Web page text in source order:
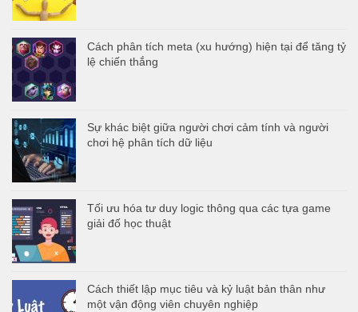
Cách phân tích meta (xu hướng) hiện tại để tăng tỷ
lệ chiến thắng
Sự khác biệt giữa người chơi cảm tính và người
chơi hệ phân tích dữ liệu
Tối ưu hóa tư duy logic thông qua các tựa game
giải đố học thuật
Cách thiết lập mục tiêu và kỷ luật bản thân như
một vận động viên chuyên nghiệp